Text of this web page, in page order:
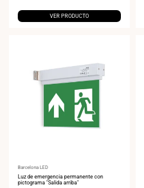
VER PRODUCTO
Proveedor:
Barcelona LED
Luz de emergencia permanente con
pictograma "Salida arriba"